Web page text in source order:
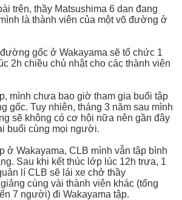
trên, thầy Matsushima 6 dan đang
là thành viên của một võ đường ở
gốc ở Wakayama sẽ tổ chức 1
2h chiều chủ nhật cho các thành viên
mình chưa bao giờ tham gia buổi tập
gốc. Tuy nhiên, tháng 3 năm sau mình
sẽ không có cơ hội nữa nên gần đây
buổi cùng mọi người.
ở Wakayama, CLB mình vẫn tập bình
Sau khi kết thúc lớp lúc 12h trưa, 1
lí CLB sẽ lái xe chở thầy
cùng vài thành viên khác (tổng
7 người) đi Wakayama tập.